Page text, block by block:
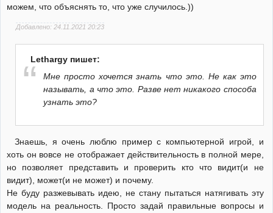
можем, что объяснять то, что уже случилось.))
Добавлено: 24.11.2021 20:23
Lethargy пишет:
Мне просто хочется знать что это. Не как это
называть, а что это. Разве нет никакого способа
узнать это?
Знаешь, я очень люблю пример с компьютерной игрой, и
хоть он вовсе не отображает действительность в полной мере,
но позволяет представить и проверить кто что видит(и не
видит), может(и не может) и почему.
Не буду разжевывать идею, не стану пытаться натягивать эту
модель на реальность. Просто задай правильные вопросы и